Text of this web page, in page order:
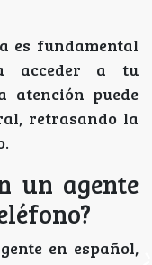
es fundamental
acceder a tu
atención puede
retrasando la
un agente
en español,